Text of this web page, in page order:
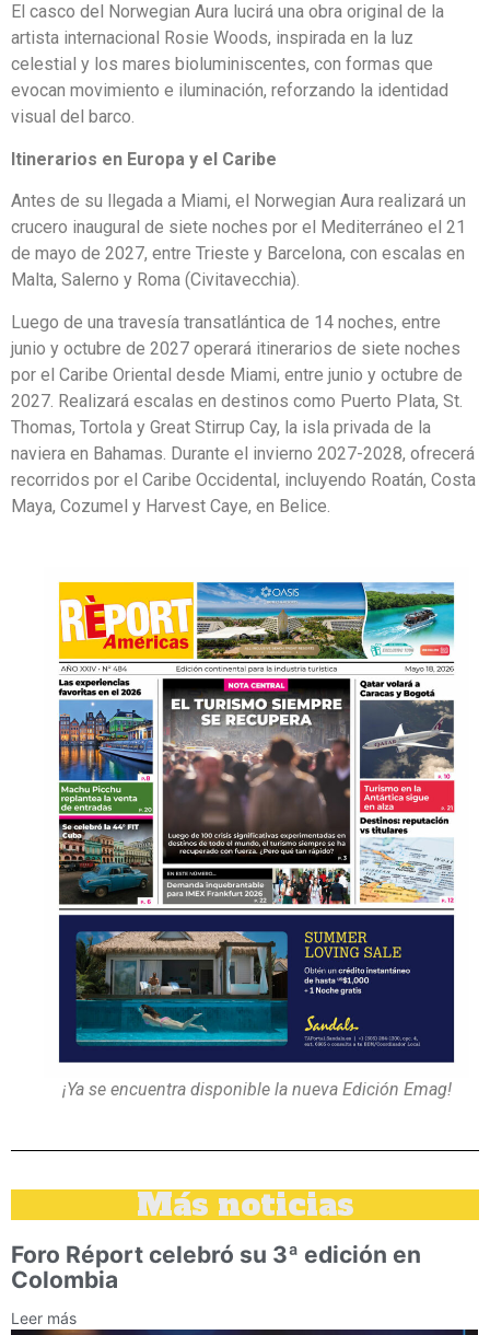
El casco del Norwegian Aura lucirá una obra original de la
artista internacional Rosie Woods, inspirada en la luz
celestial y los mares bioluminiscentes, con formas que
evocan movimiento e iluminación, reforzando la identidad
visual del barco.
Itinerarios en Europa y el Caribe
Antes de su llegada a Miami, el Norwegian Aura realizará un
crucero inaugural de siete noches por el Mediterráneo el 21
de mayo de 2027, entre Trieste y Barcelona, con escalas en
Malta, Salerno y Roma (Civitavecchia).
Luego de una travesía transatlántica de 14 noches, entre
junio y octubre de 2027 operará itinerarios de siete noches
por el Caribe Oriental desde Miami, entre junio y octubre de
2027. Realizará escalas en destinos como Puerto Plata, St.
Thomas, Tortola y Great Stirrup Cay, la isla privada de la
naviera en Bahamas. Durante el invierno 2027-2028, ofrecerá
recorridos por el Caribe Occidental, incluyendo Roatán, Costa
Maya, Cozumel y Harvest Caye, en Belice.
¡Ya se encuentra disponible la nueva Edición Emag!
Más noticias
Foro Réport celebró su 3ª edición en
Colombia
Leer más